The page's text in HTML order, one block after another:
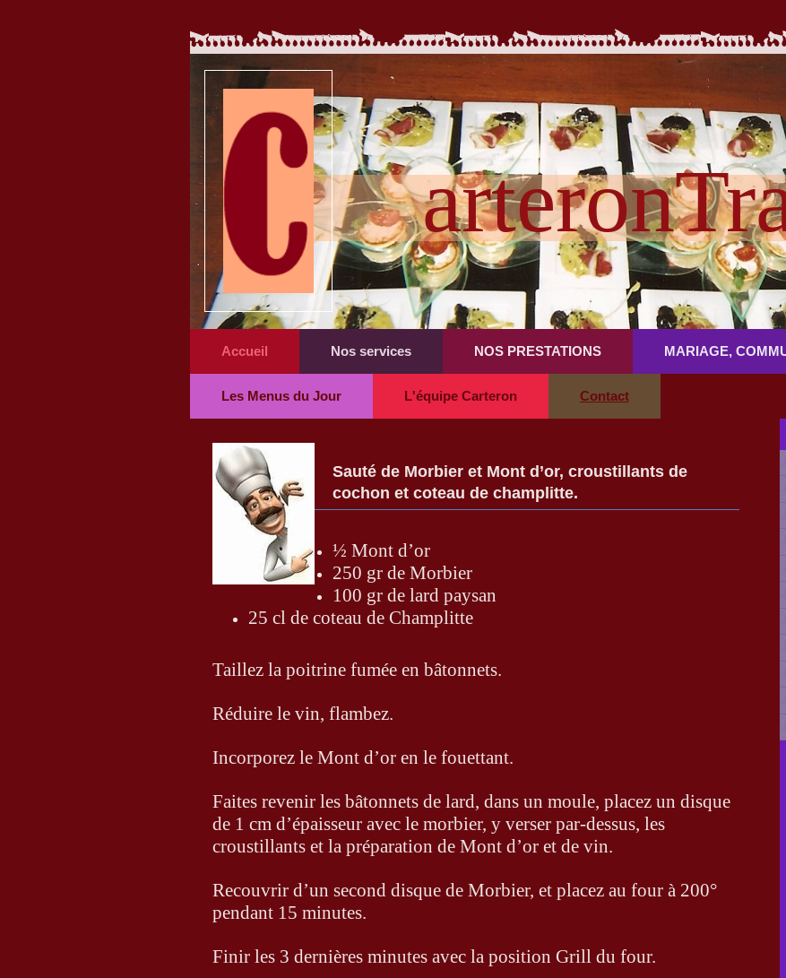
Accueil Nos services NOS PRESTATIONS MARIAGE,
Les Menus du Jour L'équipe Carteron Contact
Sauté de Morbier et Mont d’or, croustillants de
cochon et coteau de champlitte.
½ Mont d’or
250 gr de Morbier
100 gr de lard paysan
25 cl de coteau de Champlitte
Taillez la poitrine fumée en bâtonnets.
Réduire le vin, flambez.
Incorporez le Mont d’or en le fouettant.
Faites revenir les bâtonnets de lard, dans un moule, placez un disque
de 1 cm d’épaisseur avec le morbier, y verser par-dessus, les
croustillants et la préparation de Mont d’or et de vin.
Recouvrir d’un second disque de Morbier, et placez au four à 200°
pendant 15 minutes.
Finir les 3 dernières minutes avec la position Grill du four.